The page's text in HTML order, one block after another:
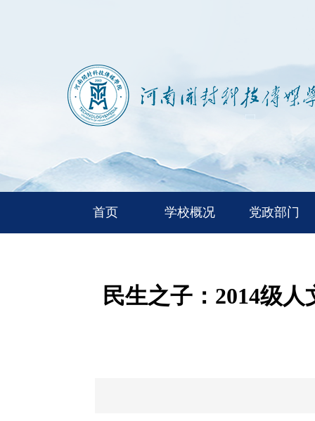
首页 学校概况 党政部门
民生之子：2014级